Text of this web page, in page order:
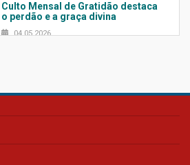
Culto Mensal de Gratidão destaca
o perdão e a graça divina
04.05.2026
Confira como foi o culto mensal